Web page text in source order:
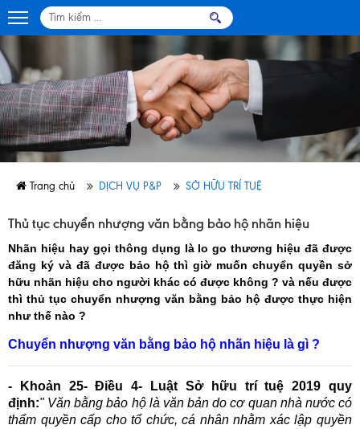
Trang chủ DỊCH VỤ P&P
SỞ HỮU TRÍ TUỆ
Thủ tục chuyển nhượng văn bằng bảo hộ nhãn hiệu
Nhãn hiệu hay gọi thông dụng là lo go thương hiệu đã được
đăng ký và đã được bảo hộ thì giờ muốn chuyển quyền sở
hữu nhãn hiệu cho người khác có được không ? và nếu được
thì thủ tục chuyển nhượng văn bằng bảo hộ được thực hiện
như thế nào ?
Chuyển nhượng văn bằng bảo hộ nhãn hiệu là gì ?
- Khoản 25- Điều 4- Luật Sở hữu trí tuệ 2019 quy
định:" Văn bằng bảo hộ là văn bản do cơ quan nhà nước có
thẩm quyền cấp cho tổ chức, cá nhân nhằm xác lập quyền